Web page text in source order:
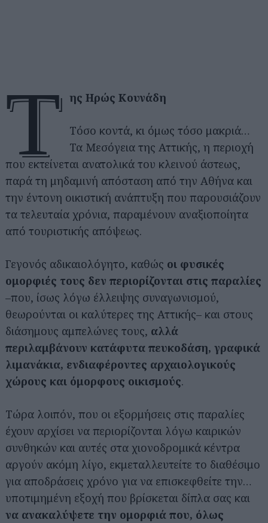
τ ης Ηρώς Κουνάδη
Τόσο κοντά, κι όμως τόσο μακριά…
Τα Μεσόγεια της Αττικής, η περιοχή
που εκτείνεται ανατολικά του κλεινού άστεως,
παρά τη μηδαμινή απόσταση από την Αθήνα και
την έντονη οικιστική ανάπτυξη που παρουσιάζουν
τα τελευταία χρόνια, παραμένουν αναξιοποίητα
από τουριστικής απόψεως.
Γεγονός αδικαιολόγητο, καθώς οι φυσικές
ομορφιές τους δεν περιορίζονται στις παραλίες
–που, ίσως λόγω έλλειψης συναγωνισμού,
θεωρούνται οι καλύτερες της Αττικής– και στους
διάσημους αμπελώνες τους, αλλά
περιλαμβάνουν κατάφυτα πευκοδάση, γραφικά
λιμανάκια, ενδιαφέροντες αρχαιολογικούς
χώρους και όμορφους οικισμούς.
Τώρα λοιπόν, που οι εξορμήσεις στις παραλίες
έχουν αρχίσει να περιορίζονται λόγω καιρικών
συνθηκών και αυτές στα χιονοδρομικά κέντρα
αργούν ακόμη λίγο, εκμεταλλευτείτε το διαθέσιμο
για αποδράσεις χρόνο για να επισκεφθείτε την…
υποτιμημένη εξοχή που βρίσκεται δίπλα σας και
να ανακαλύψετε την ομορφιά που, όλως